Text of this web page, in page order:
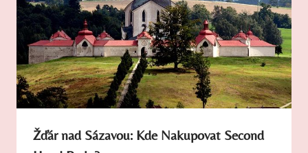
Žďár nad Sázavou: Kde Nakupovat Second